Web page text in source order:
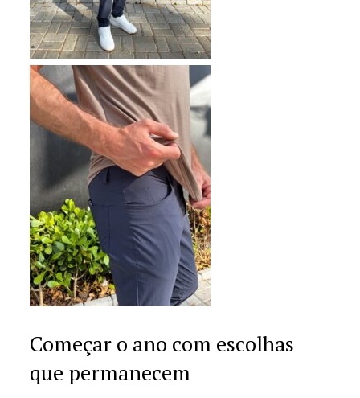
Começar o ano com escolhas
que permanecem